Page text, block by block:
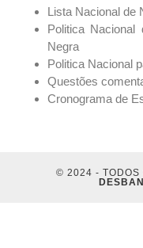
Lista Nacional de
Politica Nacional
Negra
Politica Nacional
Questões
Cronograma de
© 2024 - TODOS